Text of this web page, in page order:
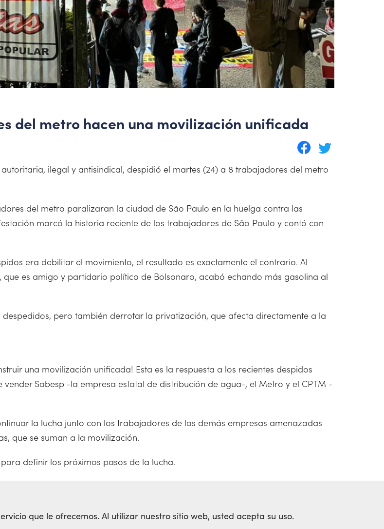
del metro hacen una movilización unificada
ilegal y antisindical, despidió el martes (24) a 8 trabajadores del metro
del metro paralizaran la ciudad de São Paulo en la huelga contra las
marcó la historia reciente de los trabajadores de São Paulo y contó con
era debilitar el movimiento, el resultado es exactamente el contrario. Al
es amigo y partidario político de Bolsonaro, acabó echando más gasolina al
pero también derrotar la privatización, que afecta directamente a la
una movilización unificada! Esta es la respuesta a los recientes despidos
Sabesp -la empresa estatal de distribución de agua-, el Metro y el CPTM -
la lucha junto con los trabajadores de las demás empresas amenazadas
que se suman a la movilización.
definir los próximos pasos de la lucha.
que le ofrecemos. Al utilizar nuestro sitio web, usted acepta su uso.